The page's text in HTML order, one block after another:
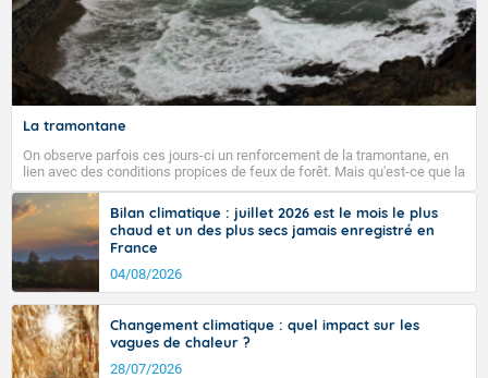
La tramontane
On observe parfois ces jours-ci un renforcement de la tramontane, en
lien avec des conditions propices de feux de forêt. Mais qu'est-ce que la
tramontane ? Quelles sont ses caractéristiques ? La tramontane est un
vent turbulent soufflant de secteur nord-ouest à nord, ou ouest à nord-
ouest, dans un secteur qui part du Roussillon à la vallée de l’Aude et à
l’ouest de l’Hérault. L’étymologie de ce vent vient du latin trasmontanus,
signifiant au-delà des monts, en allusion aux régions montagneuses
d’où provient ce vent.
Bilan climatique : juillet 2026 est le mois le plus
chaud et un des plus secs jamais enregistré en
France
04/08/2026
Changement climatique : quel impact sur les
vagues de chaleur ?
28/07/2026